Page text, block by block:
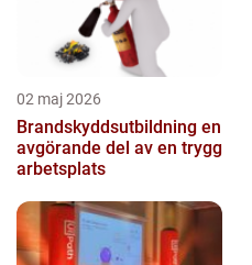
02 maj 2026
Brandskyddsutbildning en
avgörande del av en trygg
arbetsplats